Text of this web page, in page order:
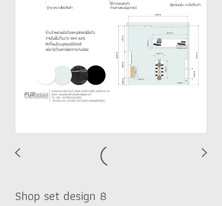
Shop set design 8